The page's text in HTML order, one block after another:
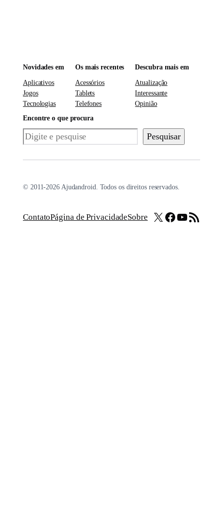
Novidades em
Aplicativos
Jogos
Tecnologias
Os mais recentes
Acessórios
Tablets
Telefones
Descubra mais em
Atualização
Interessante
Opinião
Encontre o que procura
Pesquisar Pesquisar
© 2011-2026 Ajudandroid. Todos os direitos reservados.
ContatoPágina de PrivacidadeSobre X Facebook
Youtube
Feed RSS